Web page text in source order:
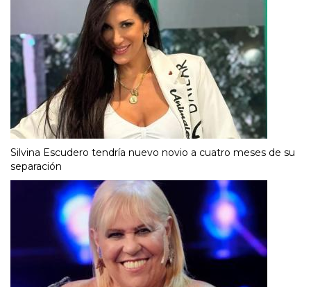
Silvina Escudero tendría nuevo novio a cuatro meses de su
separación